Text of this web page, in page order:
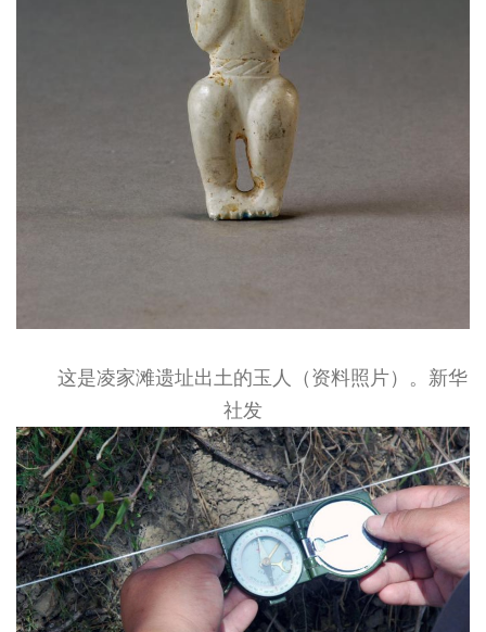
这是凌家滩遗址出土的玉人（资料照片）。新华
社发